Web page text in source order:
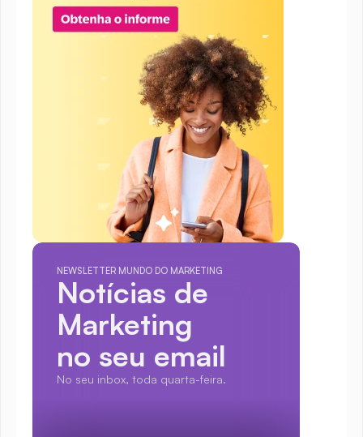
NEWSLETTER MUNDO DO MARKETING
Notícias de
Marketing
no seu email
No seu inbox, toda quarta-feira.